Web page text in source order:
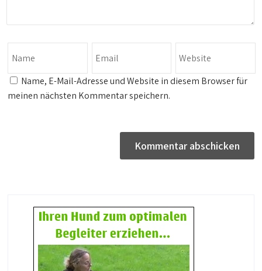
Name, E-Mail-Adresse und Website in diesem Browser für
meinen nächsten Kommentar speichern.